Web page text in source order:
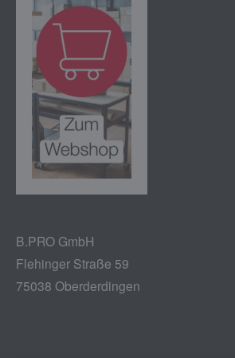
B.PRO GmbH
Flehinger Straße 59
75038 Oberderdingen